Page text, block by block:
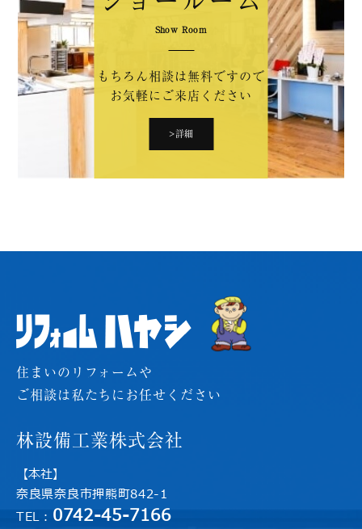
Show Room
もちろん相談は無料ですので
お気軽にご来店ください
>詳細
住まいのリフォームや
ご相談は私たちにお任せください
林設備工業株式会社
【本社】
奈良県奈良市押熊町842-1
TEL： 0742-45-7166